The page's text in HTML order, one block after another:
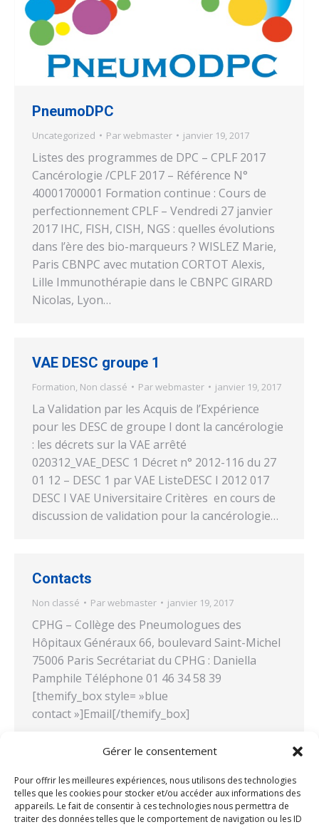
Gérer le consentement
Pour offrir les meilleures expériences, nous utilisons des technologies
telles que les cookies pour stocker et/ou accéder aux informations des
appareils. Le fait de consentir à ces technologies nous permettra de
traiter des données telles que le comportement de navigation ou les ID
PneumoDPC
Uncategorized Parwebmaster janvier 19, 2017
Listes des programmes de DPC – CPLF 2017
Cancérologie /CPLF 2017 – Référence N°
40001700001 Formation continue : Cours de
perfectionnement CPLF – Vendredi 27 janvier
2017 IHC, FISH, CISH, NGS : quelles évolutions
dans l’ère des bio-marqueurs ? WISLEZ Marie,
Paris CBNPC avec mutation CORTOT Alexis,
Lille Immunothérapie dans le CBNPC GIRARD
Nicolas, Lyon…
VAE DESC groupe 1
Formation, Non classé Parwebmaster janvier 19, 2017
La Validation par les Acquis de l’Expérience
pour les DESC de groupe I dont la cancérologie
: les décrets sur la VAE arrêté
020312_VAE_DESC 1 Décret n° 2012-116 du 27
01 12 – DESC 1 par VAE ListeDESC I 2012 017
DESC I VAE Universitaire Critères en cours de
discussion de validation pour la cancérologie…
Contacts
Non classé Parwebmaster janvier 19, 2017
CPHG – Collège des Pneumologues des
Hôpitaux Généraux 66, boulevard Saint-Michel
75006 Paris Secrétariat du CPHG : Daniella
Pamphile Téléphone 01 46 34 58 39
[themify_box style= »blue
contact »]Email[/themify_box]
26e CPLF
Non classé Par webmaster janvier 13, 2017
26e CPLF LILLE GRAND PALAIS du vendredi 21